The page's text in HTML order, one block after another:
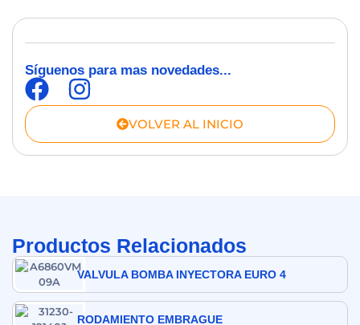
Síguenos para mas novedades...
VOLVER AL INICIO
Productos Relacionados
VALVULA BOMBA INYECTORA EURO 4
RODAMIENTO EMBRAGUE